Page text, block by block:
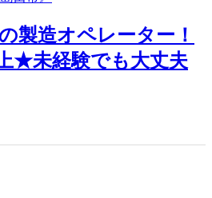
製造オペレーター！
★未経験でも大丈夫